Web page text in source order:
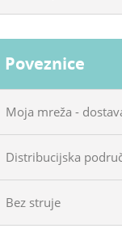
Poveznice
Moja mreža -
Distribucijska
Bez struje